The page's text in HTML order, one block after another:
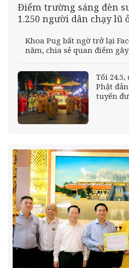
Điểm trường sáng đèn
1.250 người dân chạy lũ
Khoa Pug bất ngờ trở lại
năm, chia sẻ quan điểm
Tối
Phật
tuyến